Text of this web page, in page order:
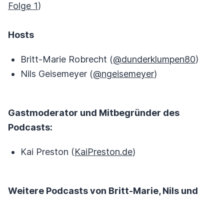
Folge 1)
Hosts
Britt-Marie Robrecht (@dunderklumpen80)
Nils Geisemeyer (@ngeisemeyer)
Gastmoderator und Mitbegründer des
Podcasts:
Kai Preston (KaiPreston.de)
Weitere Podcasts von Britt-Marie, Nils und